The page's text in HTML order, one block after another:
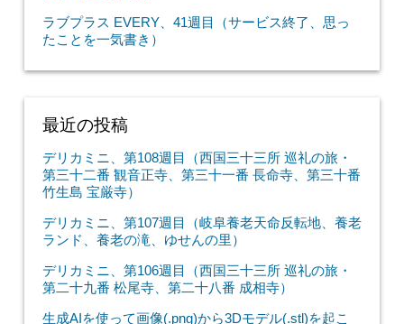
ラブプラス EVERY、41週目（サービス終了、思っ
たことを一気書き）
最近の投稿
デリカミニ、第108週目（西国三十三所 巡礼の旅・
第三十二番 観音正寺、第三十一番 長命寺、第三十番
竹生島 宝厳寺）
デリカミニ、第107週目（岐阜養老天命反転地、養老
ランド、養老の滝、ゆせんの里）
デリカミニ、第106週目（西国三十三所 巡礼の旅・
第二十九番 松尾寺、第二十八番 成相寺）
生成AIを使って画像(.png)から3Dモデル(.stl)を起こ